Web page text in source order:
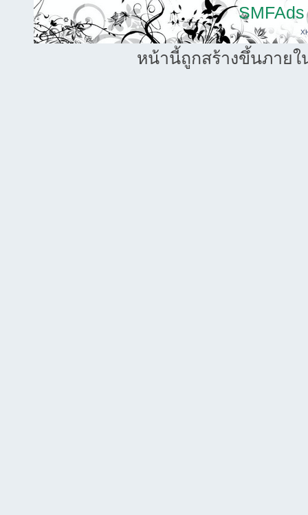
SMFAds
หน้านี้ถูกสร้างขึ้นภายใ